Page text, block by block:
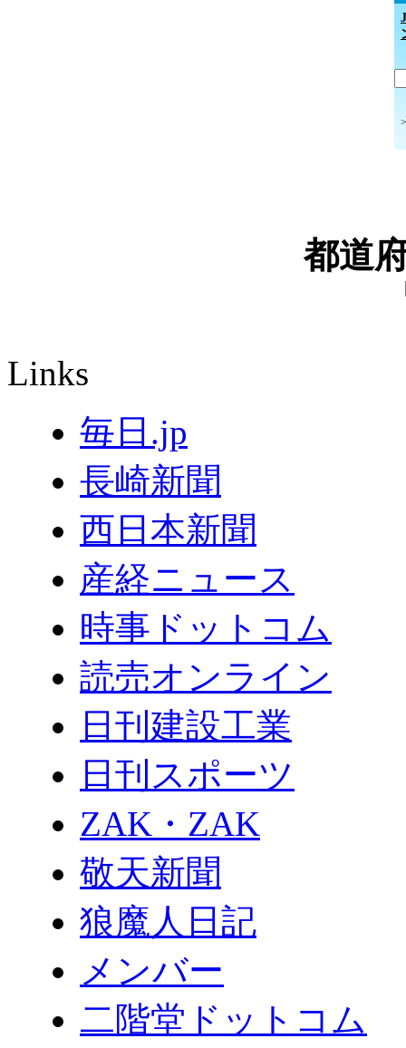
都道
Links
毎日.jp
長崎新聞
西日本新聞
産経ニュース
時事ドットコム
読売オンライン
日刊建設工業
日刊スポーツ
ZAK・ZAK
敬天新聞
狼魔人日記
メンバー
二階堂ドットコム